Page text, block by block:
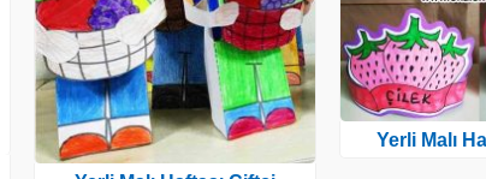
Yerli Malı